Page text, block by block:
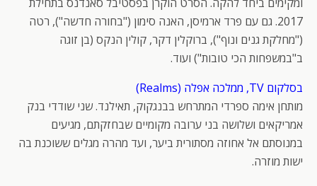
2017. גם עם פרד ארמיסן, האנה סימון ("בחורה חדשה"), רטה
("מחלקת גנים ונוף"), ברוקלין דקר, קולין הנקס (בן זוגה
ב"במשפחות הכי טובות") ועוד.
בסלקום TV, ממלכה אפלה (Realms)
מותחן אימה ספרדי המתרחש בבנגקוק, תאילנד. שני שודדי בנק
אמריקאים ושלושה בני ערובה מקומיים שבחזקתם, מגיעים
במנוסתם אל אחוזה מסתורית ביער, ועד מהרה מגלים ששוכנת בה
ישות מוזרה.